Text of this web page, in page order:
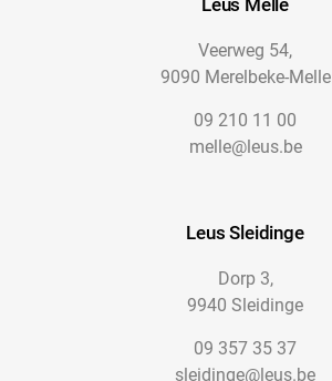
Leus Melle
Veerweg 54,
9090 Merelbeke-Melle
09 210 11 00
melle@leus.be
Leus Sleidinge
Dorp 3,
9940 Sleidinge
09 357 35 37
sleidinge@leus.be